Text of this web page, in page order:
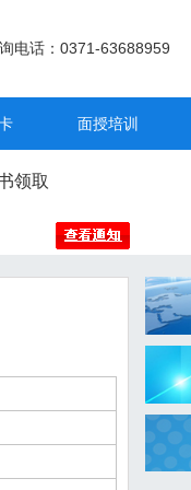
电话：0371-63688959
面授培训
领取